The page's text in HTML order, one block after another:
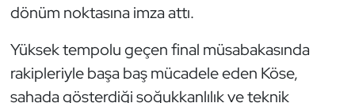
dönüm noktasına imza attı.
Yüksek tempolu geçen final müsabakasında
rakipleriyle başa baş mücadele eden Köse,
sahada gösterdiği soğukkanlılık ve teknik
Hava Sporları
Hentbol